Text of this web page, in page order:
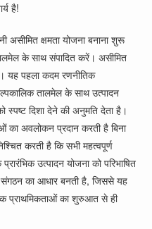
है!
असीमित क्षमता योजना बनाना शुरू
के साथ संपादित करें। असीमित
यह पहला कदम रणनीतिक
तालमेल के साथ उत्पादन
स्पष्ट दिशा देने की अनुमति देता है।
का अवलोकन प्रदान करती है बिना
करती है कि सभी महत्वपूर्ण
उत्पादन योजना को परिभाषित
का आधार बनती है, जिससे यह
प्राथमिकताओं का शुरुआत से ही